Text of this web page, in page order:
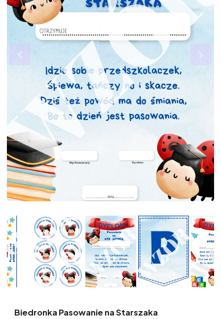
Biedronka Pasowanie na Starszaka